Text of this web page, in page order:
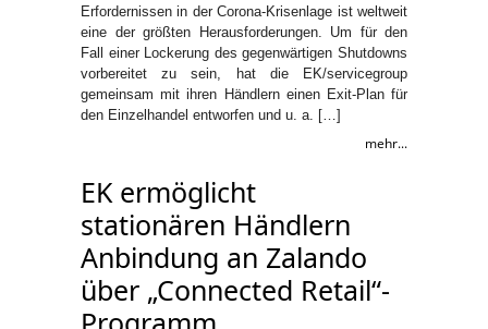
Erfordernissen in der Corona-Krisenlage ist weltweit
eine der größten Herausforderungen. Um für den
Fall einer Lockerung des gegenwärtigen Shutdowns
vorbereitet zu sein, hat die EK/servicegroup
gemeinsam mit ihren Händlern einen Exit-Plan für
den Einzelhandel entworfen und u. a. […]
mehr...
EK ermöglicht
stationären Händlern
Anbindung an Zalando
über „Connected Retail“-